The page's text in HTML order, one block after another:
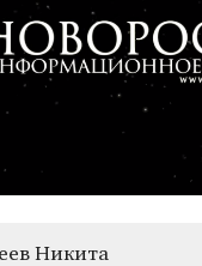
Никита